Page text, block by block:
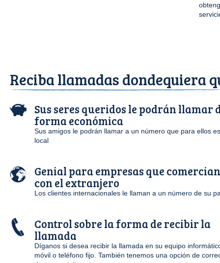
Reciba llamadas dondequiera
Sus seres queridos le podrán llamar
forma económica
Sus amigos le podrán llamar a un número que para ellos es
local
Genial para empresas que comercian
con el extranjero
Los clientes internacionales le llaman a un número de su
Control sobre la forma de recibir la
llamada
Díganos si desea recibir la llamada en su equipo
móvil o teléfono fijo. También tenemos una opción de